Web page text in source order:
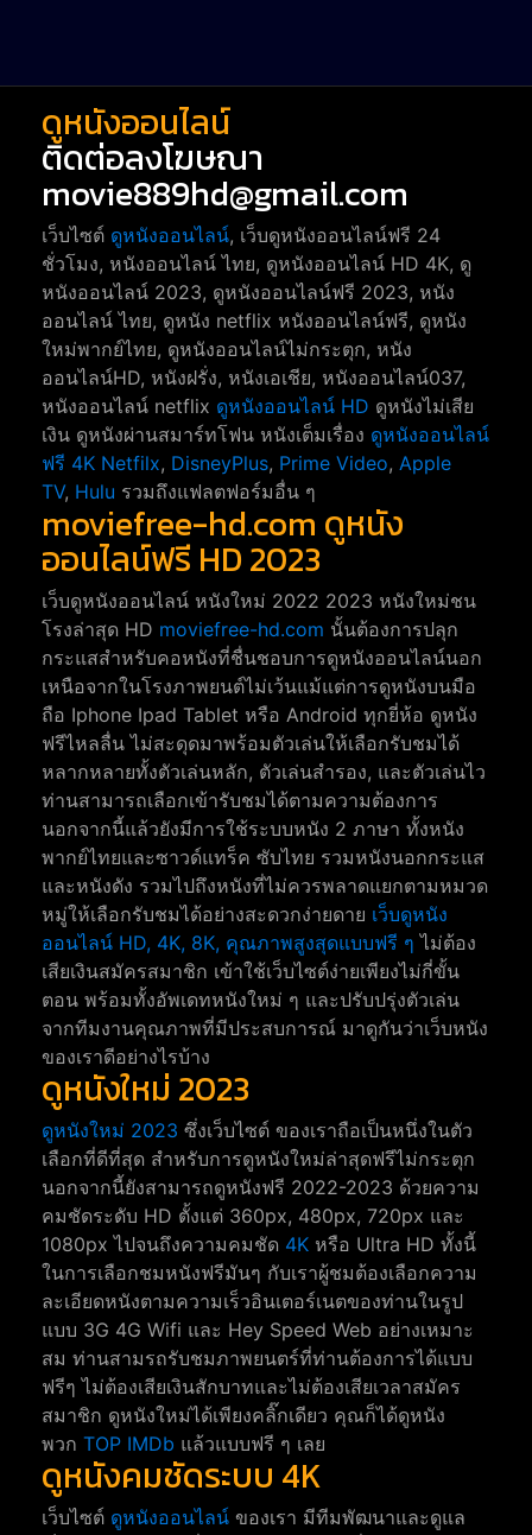
ดูหนังออนไลน์
ติดต่อลงโฆษณา
movie889hd@gmail.com
เว็บไซต์ ดูหนังออนไลน์, เว็บดูหนังออนไลน์ฟรี 24
ชั่วโมง, หนังออนไลน์ ไทย, ดูหนังออนไลน์ HD 4K, ดู
หนังออนไลน์ 2023, ดูหนังออนไลน์ฟรี 2023, หนัง
ออนไลน์ ไทย, ดูหนัง netflix หนังออนไลน์ฟรี, ดูหนัง
ใหม่พากย์ไทย, ดูหนังออนไลน์ไม่กระตุก, หนัง
ออนไลน์HD, หนังฝรั่ง, หนังเอเชีย, หนังออนไลน์037,
หนังออนไลน์ netflix ดูหนังออนไลน์ HD ดูหนังไม่เสีย
เงิน ดูหนังผ่านสมาร์ทโฟน หนังเต็มเรื่อง ดูหนังออนไลน์
ฟรี 4K Netfilx, DisneyPlus, Prime Video, Apple
TV, Hulu รวมถึงแฟลตฟอร์มอื่น ๆ
moviefree-hd.com ดูหนัง
ออนไลน์ฟรี HD 2023
เว็บดูหนังออนไลน์ หนังใหม่ 2022 2023 หนังใหม่ชน
โรงล่าสุด HD moviefree-hd.com นั้นต้องการปลุก
กระแสสำหรับคอหนังที่ชื่นชอบการดูหนังออนไลน์นอก
เหนือจากในโรงภาพยนต์ไม่เว้นแม้แต่การดูหนังบนมือ
ถือ Iphone Ipad Tablet หรือ Android ทุกยี่ห้อ ดูหนัง
ฟรีไหลลื่น ไม่สะดุดมาพร้อมตัวเล่นให้เลือกรับชมได้
หลากหลายทั้งตัวเล่นหลัก, ตัวเล่นสำรอง, และตัวเล่นไว
ท่านสามารถเลือกเข้ารับชมได้ตามความต้องการ
นอกจากนี้แล้วยังมีการใช้ระบบหนัง 2 ภาษา ทั้งหนัง
พากย์ไทยและซาวด์แทร็ค ซับไทย รวมหนังนอกกระแส
และหนังดัง รวมไปถึงหนังที่ไม่ควรพลาดแยกตามหมวด
หมู่ให้เลือกรับชมได้อย่างสะดวกง่ายดาย เว็บดูหนัง
ออนไลน์ HD, 4K, 8K, คุณภาพสูงสุดแบบฟรี ๆ ไม่ต้อง
เสียเงินสมัครสมาชิก เข้าใช้เว็บไซต์ง่ายเพียงไม่กี่ขั้น
ตอน พร้อมทั้งอัพเดทหนังใหม่ ๆ และปรับปรุ่งตัวเล่น
จากทีมงานคุณภาพที่มีประสบการณ์ มาดูกันว่าเว็บหนัง
ของเราดีอย่างไรบ้าง
ดูหนังใหม่ 2023
ดูหนังใหม่ 2023 ซึ่งเว็บไซต์ ของเราถือเป็นหนึ่งในตัว
เลือกที่ดีที่สุด สำหรับการดูหนังใหม่ล่าสุดฟรีไม่กระตุก
นอกจากนี้ยังสามารถดูหนังฟรี 2022-2023 ด้วยความ
คมชัดระดับ HD ตั้งแต่ 360px, 480px, 720px และ
1080px ไปจนถึงความคมชัด 4K หรือ Ultra HD ทั้งนี้
ในการเลือกชมหนังฟรีมันๆ กับเราผู้ชมต้องเลือกความ
ละเอียดหนังตามความเร็วอินเตอร์เนตของท่านในรูป
แบบ 3G 4G Wifi และ Hey Speed Web อย่างเหมาะ
สม ท่านสามรถรับชมภาพยนตร์ที่ท่านต้องการได้แบบ
ฟรีๆ ไม่ต้องเสียเงินสักบาทและไม่ต้องเสียเวลาสมัคร
สมาชิก ดูหนังใหม่ได้เพียงคลิ๊กเดียว คุณก็ได้ดูหนัง
พวก TOP IMDb แล้วแบบฟรี ๆ เลย
ดูหนังคมชัดระบบ 4K
เว็บไซต์ ดูหนังออนไลน์ ของเรา มีทีมพัฒนาและดูแล